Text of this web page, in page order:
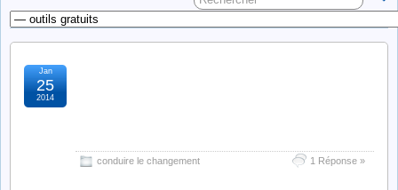
conduire le changement 1 Réponse »
Jan
25
2014